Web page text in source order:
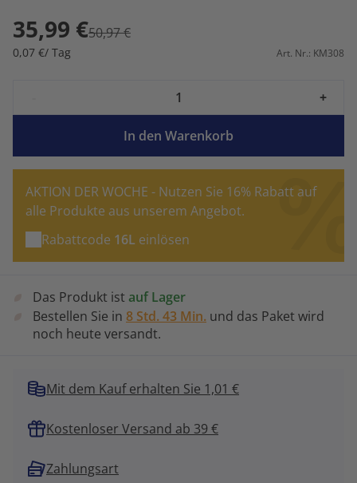
35,99 €50,97 €
0,07 €/ Tag Art. Nr.: KM308
+
In den Warenkorb
AKTION DER WOCHE - Nutzen Sie 16% Rabatt auf
alle Produkte aus unserem Angebot.
Rabattcode 16L einlösen
Das Produkt ist auf Lager
Bestellen Sie in 8 Std. 43 Min. und das Paket wird
noch heute versandt.
Mit dem Kauf erhalten Sie 1,01 €
Kostenloser Versand ab 39 €
Zahlungsart